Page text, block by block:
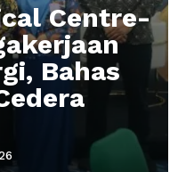
Centre-
Bahas